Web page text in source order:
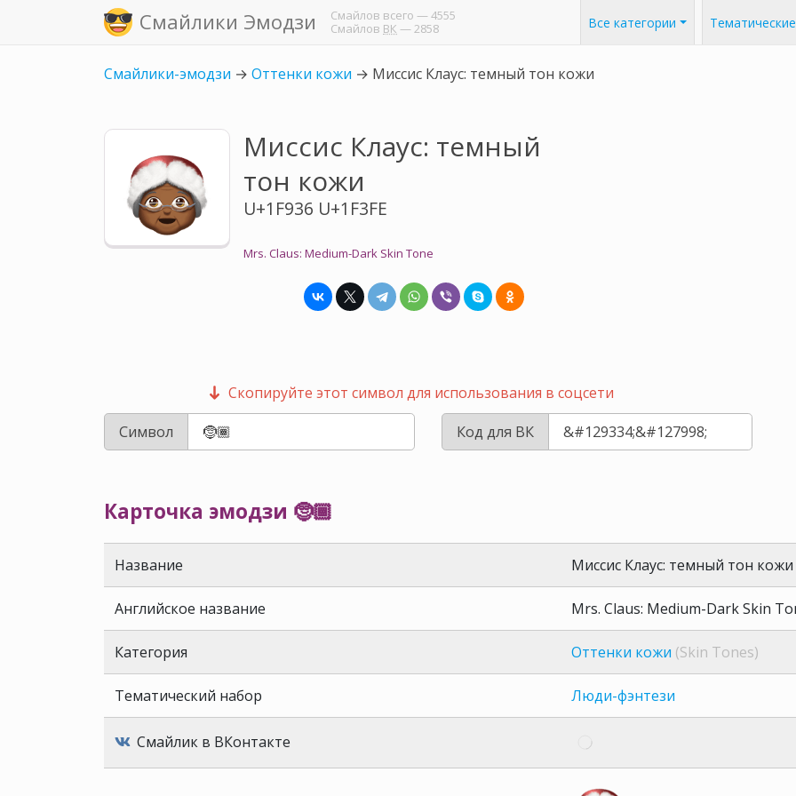
Смайлики Эмодзи Смайлов всего — 4555
Смайлов ВК — 2858 Все категории
Смайлики-эмодзи → Оттенки кожи → Миссис Клаус: темный тон кожи
Миссис Клаус: темный
тон кожи
U+1F936 U+1F3FE
Mrs. Claus: Medium-Dark Skin Tone
Скопируйте этот символ для использования в соцсети
Символ
Код для ВК
Карточка эмодзи 🤶🏾
Название Миссис Клаус: темный тон кожи
Английское название Mrs. Claus: Medium-Dark Skin
Категория Оттенки кожи (Skin Tones)
Тематический набор Люди-фэнтези
Смайлик в ВКонтакте